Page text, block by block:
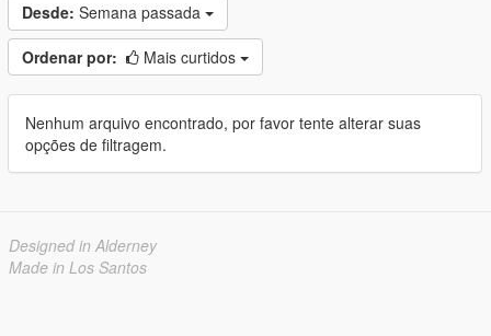
Desde: Semana passada
Ordenar por: Mais curtidos
Nenhum arquivo encontrado, por favor tente alterar suas
opções de filtragem.
Designed in Alderney
Made in Los Santos